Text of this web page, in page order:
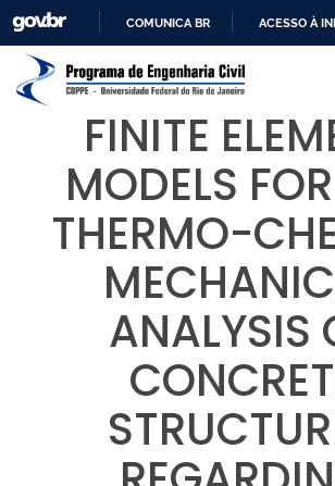
PARA
CONTEÚDO
COMUNICA BR ACESSO À
FINITE
MODELS
THERMO-
ANALYSIS